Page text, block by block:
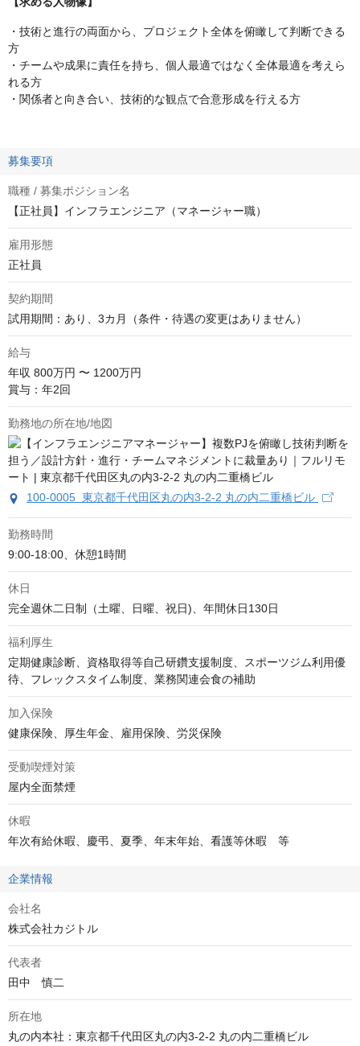
・技術と進行の両面から、プロジェクト全体を俯瞰して判断できる
方
・チームや成果に責任を持ち、個人最適ではなく全体最適を考えら
れる方
・関係者と向き合い、技術的な観点で合意形成を行える方
募集要項
職種 / 募集ポジション名
【正社員】インフラエンジニア（マネージャー職）
雇用形態
正社員
契約期間
試用期間：あり、3カ月（条件・待遇の変更はありません）
給与
年収 800万円 〜 1200万円
賞与：年2回
勤務地の所在地/地図
100-0005 東京都千代田区丸の内3-2-2 丸の内二重橋ビル
勤務時間
9:00-18:00、休憩1時間
休日
完全週休二日制（土曜、日曜、祝日)、年間休日130日
福利厚生
定期健康診断、資格取得等自己研鑽支援制度、スポーツジム利用優
待、フレックスタイム制度、業務関連会食の補助
加入保険
健康保険、厚生年金、雇用保険、労災保険
受動喫煙対策
屋内全面禁煙
休暇
年次有給休暇、慶弔、夏季、年末年始、看護等休暇　等
企業情報
会社名
株式会社カジトル
代表者
田中　慎二
所在地
丸の内本社：東京都千代田区丸の内3-2-2 丸の内二重橋ビル